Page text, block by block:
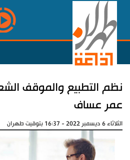
نظم التطبيع والموقف
عمر عساف
الثلاثاء 6 ديسمبر 2022 - 16:37 بتوقيت طهران